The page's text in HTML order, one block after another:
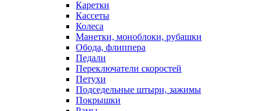
Каретки
Кассеты
Колеса
Манетки, моноблоки, рубашки
Обода, флиппера
Педали
Переключатели скоростей
Петухи
Подседельные штыри, зажимы
Покрышки